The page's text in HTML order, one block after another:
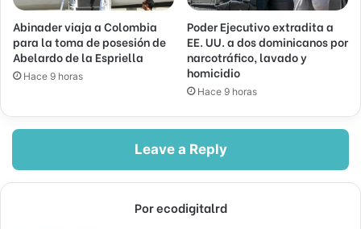
Abinader viaja a Colombia
para la toma de posesión de
Abelardo de la Espriella
Hace 9 horas
Poder Ejecutivo extradita a
EE. UU. a dos dominicanos por
narcotráfico, lavado y
homicidio
Hace 9 horas
Leave a Reply
Por ecodigitalrd